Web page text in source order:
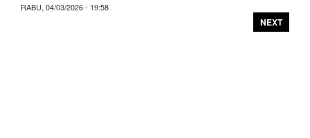
RABU, 04/03/2026 - 19:58
NEXT